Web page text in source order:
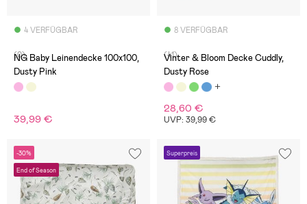
4 VERFÜGBAR
(0)
NG Baby Leinendecke 100x100,
Dusty Pink
39,99 €
8 VERFÜGBAR
(41)
Vinter & Bloom Decke Cuddly,
Dusty Rose
28,60 €
UVP: 39,99 €
-30%
End of Season
Superpreis